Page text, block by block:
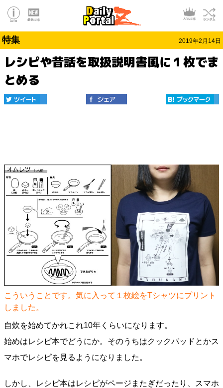
特集 2019年2月14日
レシピや昔話を取扱説明書風に１枚でま
とめる
こういうことです。気に入って１枚絵をTシャツにプリント
しました。
自炊を始めてかれこれ10年くらいになります。
始めはレシピ本でどうにか。そのうちはクックパッドとかス
マホでレシピを見るようになりました。
しかし、レシピ本はレシピがページまたぎだったり、スマホ